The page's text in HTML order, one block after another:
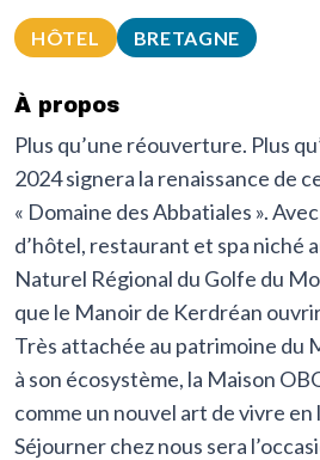
HÔTEL BRETAGNE
À propos
Plus qu’une réouverture. Plus
2024 signera la renaissance de
« Domaine des Abbatiales ».
d’hôtel, restaurant et spa niché
Naturel Régional du Golfe du
que le Manoir de Kerdréan
Très attachée au patrimoine du
à son écosystème, la Maison
comme un nouvel art de vivre en
Séjourner chez nous sera